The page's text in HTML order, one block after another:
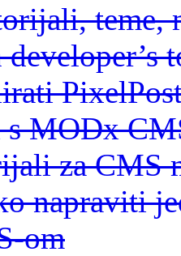
teme,
developer’s
MODx
za CMS
napraviti
om